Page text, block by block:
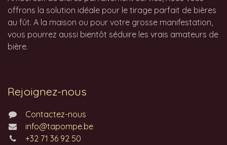
offrons la solution idéale pour le tirage parfait de bières
au fût. A la maison ou pour votre grosse manifestation,
vous pourrez aussi bientôt séduire les vrais amateurs de
bière.
Rejoignez-nous
Contactez-nous
info@tapompe.be
+32 71 36 92 50